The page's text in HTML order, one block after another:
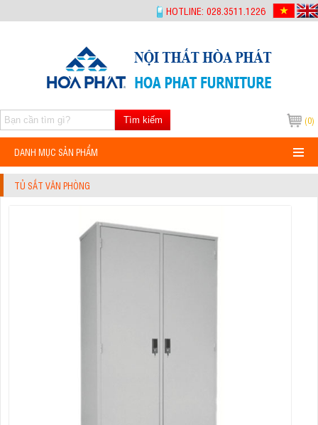
HOTLINE: 028.3511.1226
(0)
Tìm kiếm
DANH MỤC SẢN PHẨM
TỦ SẮT VĂN PHÒNG